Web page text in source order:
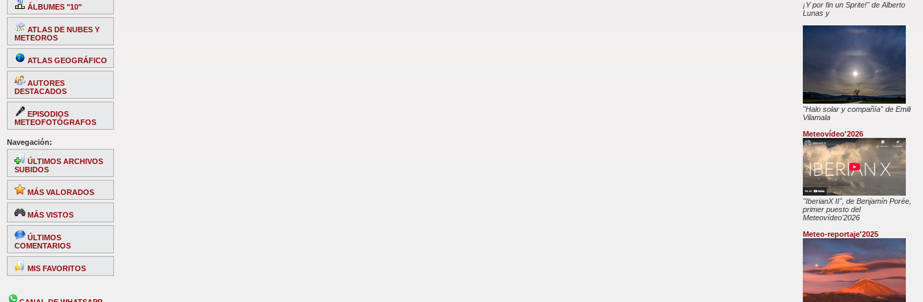
ÁLBUMES "10"
ATLAS DE NUBES Y
METEOROS
ATLAS GEOGRÁFICO
AUTORES
DESTACADOS
EPISODIOS
METEOFOTÓGRAFOS
Navegación:
ÚLTIMOS ARCHIVOS
SUBIDOS
MÁS VALORADOS
MÁS VISTOS
ÚLTIMOS
COMENTARIOS
MIS FAVORITOS
¡Y por fin un Sprite!" de Alberto
Lunas y
"Halo solar y compañía" de Emili
Vilamala
Meteovídeo'2026
"IberianX II", de Benjamín Porée,
primer puesto del
Meteovídeo'2026
Meteo-reportaje'2025